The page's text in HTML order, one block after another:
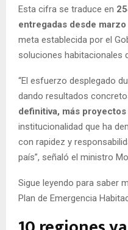
Esta cifra se traduce en
entregadas desde
meta establecida por el
soluciones habitacionales
“El esfuerzo desplegado
dando resultados
definitiva, más proyectos
institucionalidad que ha
con rapidez y
país”, señaló el ministro
Sigue leyendo para saber
Plan de Emergencia